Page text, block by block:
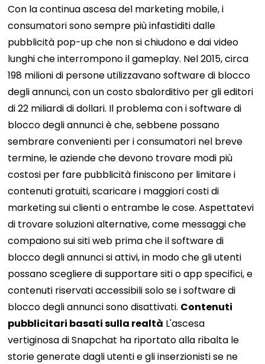
Con la continua ascesa del marketing mobile, i
consumatori sono sempre più infastiditi dalle
pubblicità pop-up che non si chiudono e dai video
lunghi che interrompono il gameplay. Nel 2015, circa
198 milioni di persone utilizzavano software di blocco
degli annunci, con un costo sbalorditivo per gli editori
di 22 miliardi di dollari. Il problema con i software di
blocco degli annunci è che, sebbene possano
sembrare convenienti per i consumatori nel breve
termine, le aziende che devono trovare modi più
costosi per fare pubblicità finiscono per limitare i
contenuti gratuiti, scaricare i maggiori costi di
marketing sui clienti o entrambe le cose. Aspettatevi
di trovare soluzioni alternative, come messaggi che
compaiono sui siti web prima che il software di
blocco degli annunci si attivi, in modo che gli utenti
possano scegliere di supportare siti o app specifici, e
contenuti riservati accessibili solo se i software di
blocco degli annunci sono disattivati. Contenuti
pubblicitari basati sulla realtà L'ascesa
vertiginosa di Snapchat ha riportato alla ribalta le
storie generate dagli utenti e gli inserzionisti se ne